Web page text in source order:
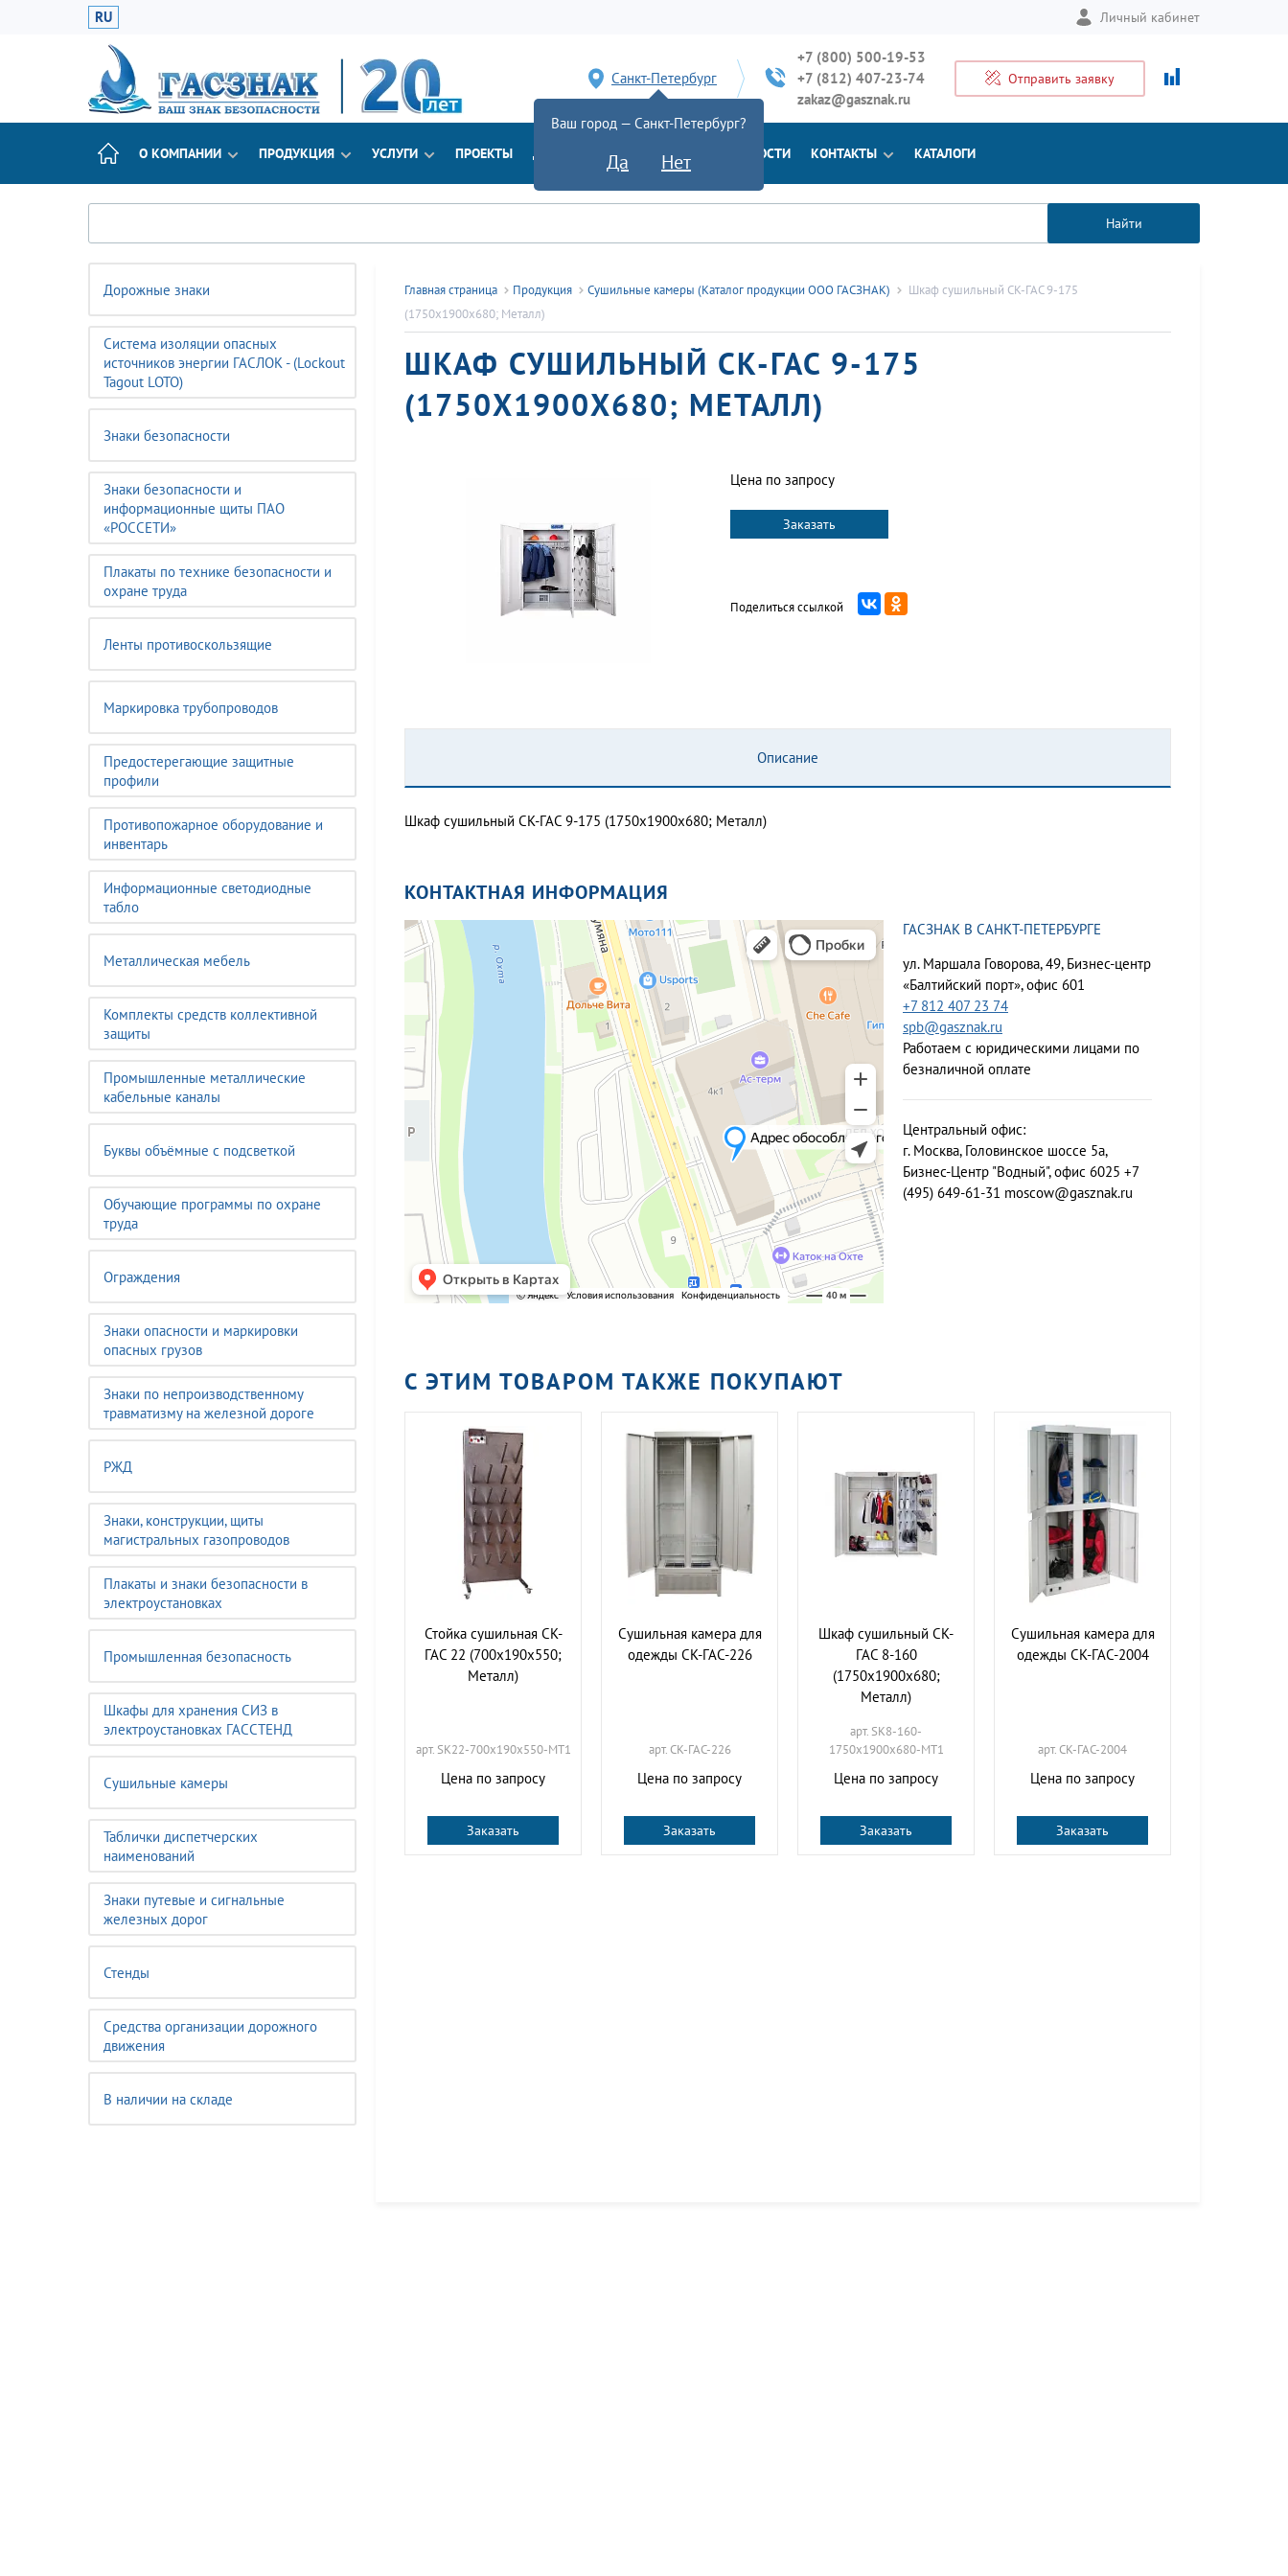
RU Личный кабинет
Санкт-Петербург
Ваш город — Санкт-Петербург?
Да Нет
+7 (800) 500-19-53
+7 (812) 407-23-74
zakaz@gasznak.ru
Отправить заявку
О КОМПАНИИ ПРОДУКЦИЯ УСЛУГИ ПРОЕКТЫ ДОСТАВКА ДОКУМЕНТЫ НОВОСТИ КОНТАКТЫ КАТАЛОГИ
Найти
Дорожные знаки
Система изоляции опасных
источников энергии ГАСЛОК - (Lockout
Tagout LOTO)
Знаки безопасности
Знаки безопасности и
информационные щиты ПАО
«РОССЕТИ»
Плакаты по технике безопасности и
охране труда
Ленты противоскользящие
Маркировка трубопроводов
Предостерегающие защитные
профили
Противопожарное оборудование и
инвентарь
Информационные светодиодные
табло
Металлическая мебель
Комплекты средств коллективной
защиты
Промышленные металлические
кабельные каналы
Буквы объёмные с подсветкой
Обучающие программы по охране
труда
Ограждения
Знаки опасности и маркировки
опасных грузов
Знаки по непроизводственному
травматизму на железной дороге
РЖД
Знаки, конструкции, щиты
магистральных газопроводов
Плакаты и знаки безопасности в
электроустановках
Промышленная безопасность
Шкафы для хранения СИЗ в
электроустановках ГАССТЕНД
Сушильные камеры
Таблички диспетчерских
наименований
Знаки путевые и сигнальные
железных дорог
Стенды
Средства организации дорожного
движения
В наличии на складе
Главная страница Продукция Сушильные камеры (Каталог продукции ООО ГАСЗНАК)
Шкаф сушильный СК-ГАС 9-175
(1750х1900х680; Металл)
ШКАФ СУШИЛЬНЫЙ СК-ГАС 9-175
(1750Х1900Х680; МЕТАЛЛ)
Цена по запросу
Заказать
Поделиться ссылкой
Описание
Шкаф сушильный СК-ГАС 9-175 (1750х1900х680; Металл)
КОНТАКТНАЯ ИНФОРМАЦИЯ
ГАСЗНАК В САНКТ-ПЕТЕРБУРГЕ
ул. Маршала Говорова, 49, Бизнес-центр
«Балтийский порт», офис 601
+7 812 407 23 74
spb@gasznak.ru
Работаем с юридическими лицами по
безналичной оплате
Центральный офис:
г. Москва, Головинское шоссе 5а,
Бизнес-Центр "Водный", офис 6025 +7
(495) 649-61-31 moscow@gasznak.ru
С ЭТИМ ТОВАРОМ ТАКЖЕ ПОКУПАЮТ
Стойка сушильная СК-
ГАС 22 (700х190х550;
Металл)
арт. SK22-700х190х550-МТ1
Цена по запросу
Заказать
Сушильная камера для
одежды СК-ГАС-226
арт. СК-ГАС-226
Цена по запросу
Заказать
Шкаф сушильный СК-
ГАС 8-160
(1750х1900х680;
Металл)
арт. SK8-160-
1750х1900х680-МТ1
Цена по запросу
Заказать
Сушильная камера для
одежды СК-ГАС-2004
арт. СК-ГАС-2004
Цена по запросу
Заказать